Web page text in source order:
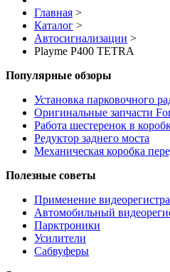
Главная >
Каталог >
Автосигнализации >
Playme P400 TETRA
Популярные обзоры
Установка парковочного
Оригинальные запчасти
Работа шестеренок в
Редуктор заднего моста
Механическая коробка
Полезные советы
Применение
Автомобильный
Парктроники
Усилители
Cабвуферы